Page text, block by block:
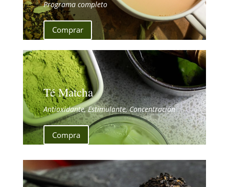
Programa completo
Comprar
Té Matcha
Antioxidante, Estimulante, Concentración
Compra